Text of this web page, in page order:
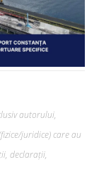
autorului,
juridice) care au
declarații,